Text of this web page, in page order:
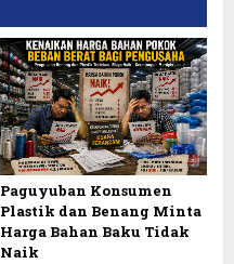
Paguyuban Konsumen
Plastik dan Benang Minta
Harga Bahan Baku Tidak
Naik